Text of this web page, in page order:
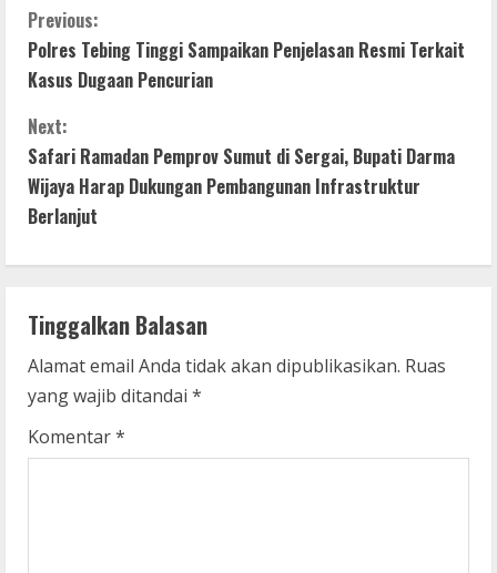
C
o
n
t
i
n
u
e
R
e
Previous:
Polres Tebing Tinggi Sampaikan Penjelasan Resmi Terkait
Kasus Dugaan Pencurian
Next:
Safari Ramadan Pemprov Sumut di Sergai, Bupati Darma
Wijaya Harap Dukungan Pembangunan Infrastruktur
Berlanjut
Tinggalkan Balasan
Alamat email Anda tidak akan dipublikasikan. Ruas
yang wajib ditandai *
Komentar*